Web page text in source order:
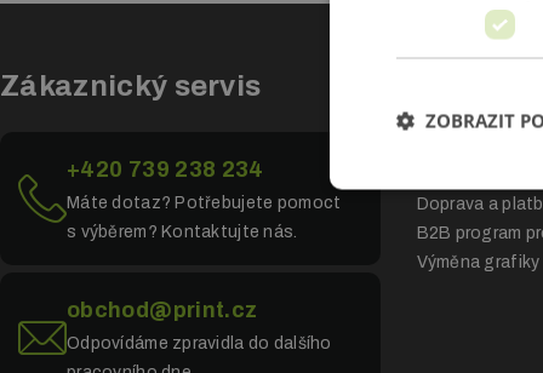
Zákaznický servis
+420 739 238 234
Máte dotaz? Potřebujete pomoct
s výběrem? Kontaktujte nás.
obchod@print.cz
Odpovídáme zpravidla do dalšího
Doprava a
B2B program
Výměna grafiky
ZOBRAZIT